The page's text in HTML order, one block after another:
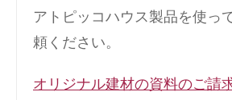
アトピッコハウス製品を使っ
頼ください。
オリジナル建材の資料のご請